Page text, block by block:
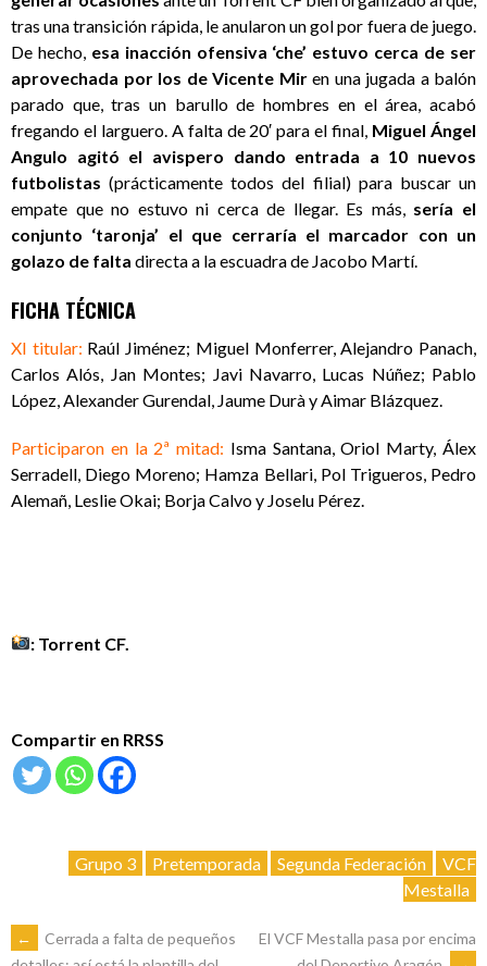
tras una transición rápida, le anularon un gol por fuera de juego.
De hecho, esa inacción ofensiva ‘che’ estuvo cerca de ser
aprovechada por los de Vicente Miren una jugada a balón
parado que, tras un barullo de hombres en el área, acabó
fregando el larguero. A falta de 20′ para el final, Miguel Ángel
Angulo agitó el avispero dando entrada a 10 nuevos
futbolistas (prácticamente todos del filial) para buscar un
empate que no estuvo ni cerca de llegar. Es más, sería el
conjunto ‘taronja’ el que cerraría el marcador con un
golazo de falta directa a la escuadra de Jacobo Martí.
FICHA TÉCNICA
XI titular: Raúl Jiménez; Miguel Monferrer, Alejandro Panach,
Carlos Alós, Jan Montes; Javi Navarro, Lucas Núñez; Pablo
López, Alexander Gurendal, Jaume Durà y Aimar Blázquez.
Participaron en la 2ª mitad: Isma Santana, Oriol Marty, Álex
Serradell, Diego Moreno; Hamza Bellari, Pol Trigueros, Pedro
Alemañ, Leslie Okai; Borja Calvo y Joselu Pérez.
: Torrent CF.
Compartir en RRSS
Grupo 3 Pretemporada Segunda Federación
VCF
Mestalla
NAVEGACIÓN
←
Cerrada a falta de pequeños
El VCF Mestalla pasa por encima